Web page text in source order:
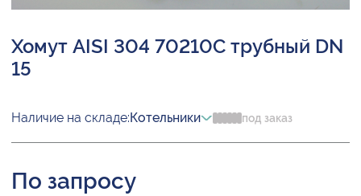
Хомут AISI 304 70210С трубный DN
15
Наличие на складе:Котельники под заказ
По запросу